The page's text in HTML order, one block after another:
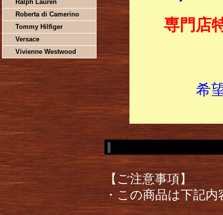
Ralph Lauren
Roberta di Camerino
Tommy Hilfiger
Versace
Vivienne Westwood
専門店
希
【ご注意事項】
・この商品は下記